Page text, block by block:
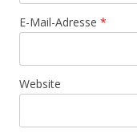
E-Mail-Adresse *
Website